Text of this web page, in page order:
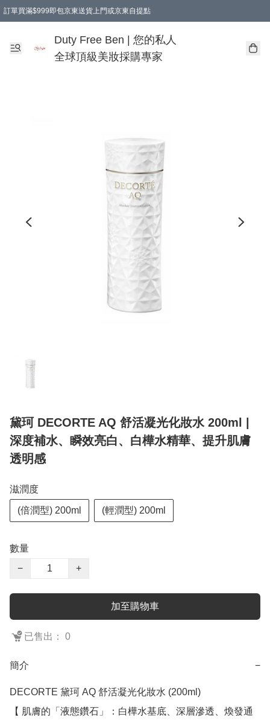
訂單買滿$999即包京東送貨上門或京東自提點
Duty Free Ben | 您的私人
全球頂級美妝採購專家
黛珂 DECORTE AQ 舒活凝光化妝水 200ml |
深度補水、瞬效亮白、白樺水精華、提升肌膚
透明感
滋潤度
(倍潤型) 200ml (輕潤型) 200ml
數量
−
+
加至購物車
已售出： 0
簡介 −
DECORTE 黛珂 AQ 舒活凝光化妝水 (200ml)
【 肌膚的「液態鑽石」：白樺水基底、深層滲透、煥發通